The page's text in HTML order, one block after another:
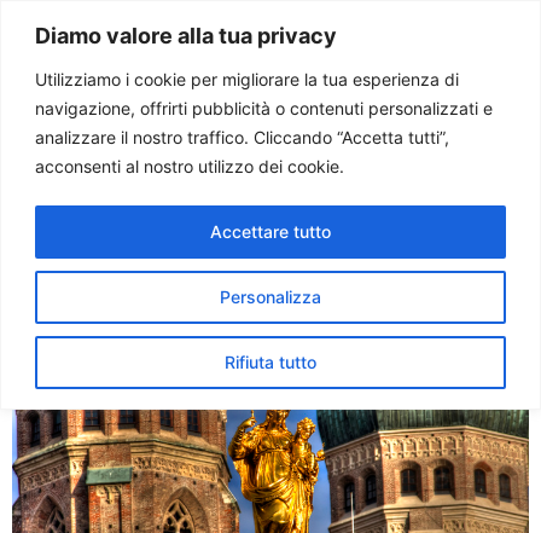
Diamo valore alla tua privacy
Utilizziamo i cookie per migliorare la tua esperienza di
navigazione, offrirti pubblicità o contenuti personalizzati e
analizzare il nostro traffico. Cliccando “Accetta tutti”,
acconsenti al nostro utilizzo dei cookie.
Personalizza
Rifiuta tutto
Accettare tutto
Paolo Ondarza
Tag:MARIENSÃ„ULE
La Baviera attende
Benedetto XVI